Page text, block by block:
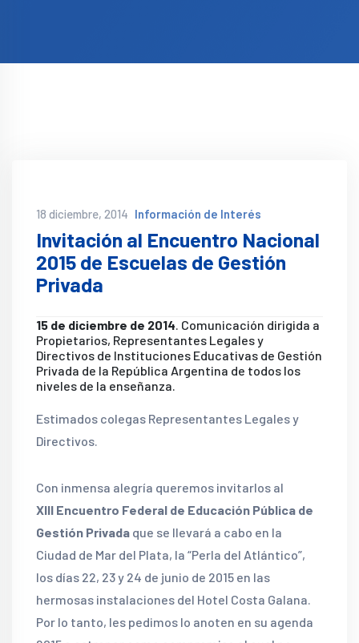
18 diciembre, 2014 Información de Interés
Invitación al Encuentro Nacional
2015 de Escuelas de Gestión
Privada
15 de diciembre de 2014. Comunicación dirigida a
Propietarios, Representantes Legales y
Directivos de Instituciones Educativas de Gestión
Privada de la República Argentina de todos los
niveles de la enseñanza.
Estimados colegas Representantes Legales y
Directivos.
Con inmensa alegría queremos invitarlos al
XIII Encuentro Federal de Educación Pública de
Gestión Privada que se llevará a cabo en la
Ciudad de Mar del Plata, la “Perla del Atlántico”,
los días 22, 23 y 24 de junio de 2015 en las
hermosas instalaciones del Hotel Costa Galana.
Por lo tanto, les pedimos lo anoten en su agenda